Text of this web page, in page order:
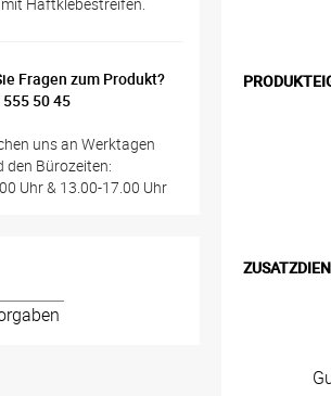
Fragen zum Produkt?
50 45
uns an Werktagen
den Bürozeiten:
Uhr & 13.00-17.00 Uhr